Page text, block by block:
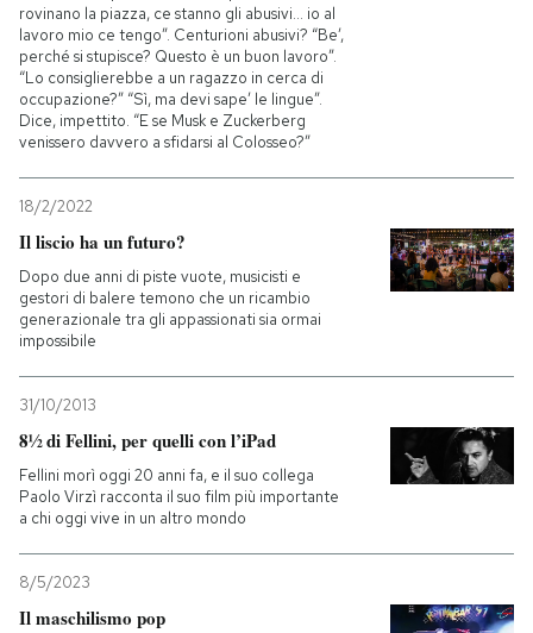
rovinano la piazza, ce stanno gli abusivi… io al
lavoro mio ce tengo”. Centurioni abusivi? “Be’,
perché si stupisce? Questo è un buon lavoro”.
“Lo consiglierebbe a un ragazzo in cerca di
occupazione?” “Sì, ma devi sape’ le lingue”.
Dice, impettito. “E se Musk e Zuckerberg
venissero davvero a sfidarsi al Colosseo?”
18/2/2022
Il liscio ha un futuro?
Dopo due anni di piste vuote, musicisti e
gestori di balere temono che un ricambio
generazionale tra gli appassionati sia ormai
impossibile
31/10/2013
8½ di Fellini, per quelli con l’iPad
Fellini morì oggi 20 anni fa, e il suo collega
Paolo Virzì racconta il suo film più importante
a chi oggi vive in un altro mondo
8/5/2023
Il maschilismo pop